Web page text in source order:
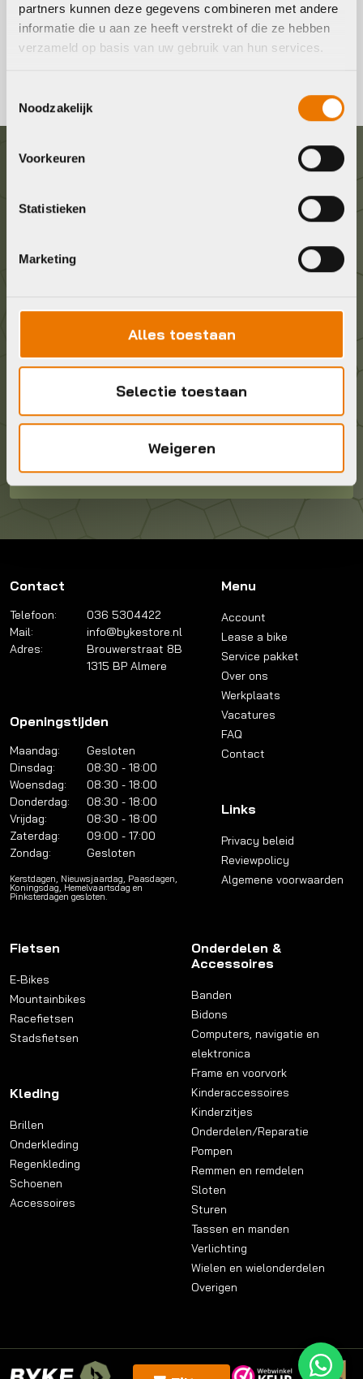
partners kunnen deze gegevens combineren met andere
informatie die u aan ze heeft verstrekt of die ze hebben
verzameld op basis van uw gebruik van hun services.
Noodzakelijk
Voorkeuren
Statistieken
Marketing
Alles toestaan
Selectie toestaan
Weigeren
Regenkleding voor op de fiets. Bekijk ons assortiment
Graag in contact komen?
info@bykestore.nl
Geef ons een belletje
036 5304422
1315 BP Almere
Contact
Telefoon:
036 5304422
Mail:
info@bykestore.nl
Adres:
Brouwerstraat 8B
1315 BP Almere
Openingstijden
Maandag:
Gesloten
Dinsdag:
08:30 - 18:00
Woensdag:
08:30 - 18:00
Donderdag:
08:30 - 18:00
Vrijdag:
08:30 - 18:00
Zaterdag:
09:00 - 17:00
Zondag:
Gesloten
Kerstdagen, Nieuwsjaardag, Paasdagen,
Koningsdag, Hemelvaartsdag en
Pinksterdagen gesloten.
Menu
Account
Lease a bike
Service pakket
Over ons
Werkplaats
Vacatures
FAQ
Contact
Links
Privacy beleid
Reviewpolicy
Algemene voorwaarden
Fietsen
E-Bikes
Mountainbikes
Racefietsen
Stadsfietsen
Kleding
Brillen
Onderkleding
Regenkleding
Schoenen
Accessoires
Onderdelen &
Accessoires
Banden
Bidons
Computers, navigatie en
elektronica
Frame en voorvork
Kinderaccessoires
Kinderzitjes
Onderdelen/Reparatie
Pompen
Remmen en remdelen
Sloten
Sturen
Tassen en manden
Verlichting
Wielen en wielonderdelen
Overigen